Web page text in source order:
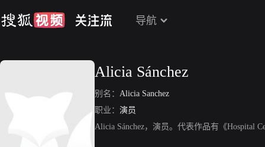
导航
Alicia Sánchez
别名： Alicia Sanchez
职业： 演员
Alicia Sánchez，演员。代表作品有《Hospital